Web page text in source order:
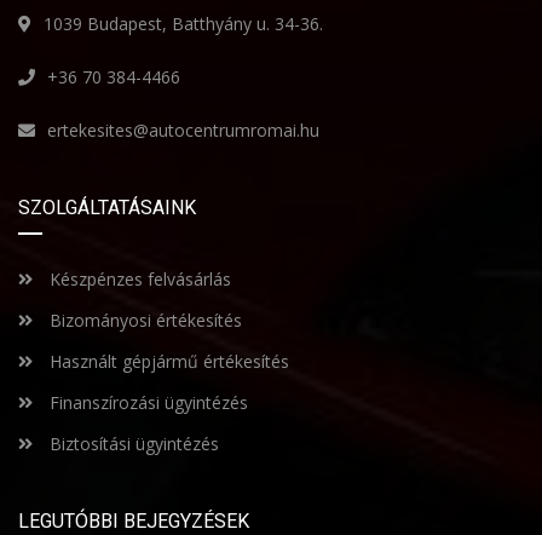
1039 Budapest, Batthyány u. 34-36.
+36 70 384-4466
ertekesites@autocentrumromai.hu
SZOLGÁLTATÁSAINK
Készpénzes felvásárlás
Bizományosi értékesítés
Használt gépjármű értékesítés
Finanszírozási ügyintézés
Biztosítási ügyintézés
LEGUTÓBBI BEJEGYZÉSEK